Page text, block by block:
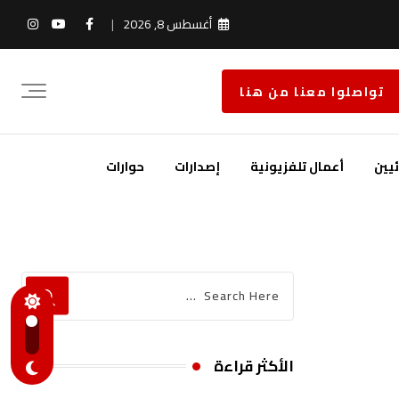
أغسطس 8, 2026
تواصلوا معنا من هنا
أعمال تلفزيونية إصدارات حوارات
الأكثر قراءة